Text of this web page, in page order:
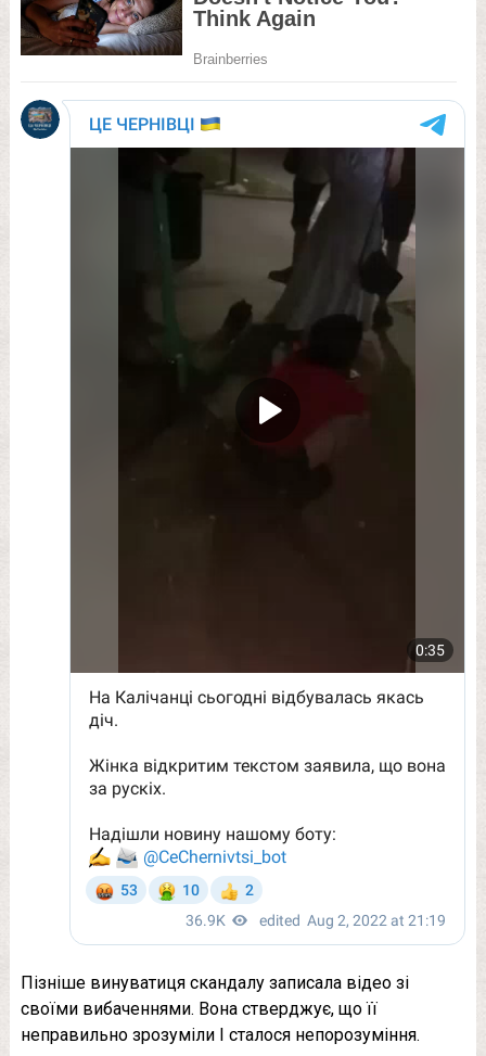
Пізніше винуватиця скандалу записала відео зі
своїми вибаченнями. Вона стверджує, що її
неправильно зрозуміли І сталося непорозуміння.